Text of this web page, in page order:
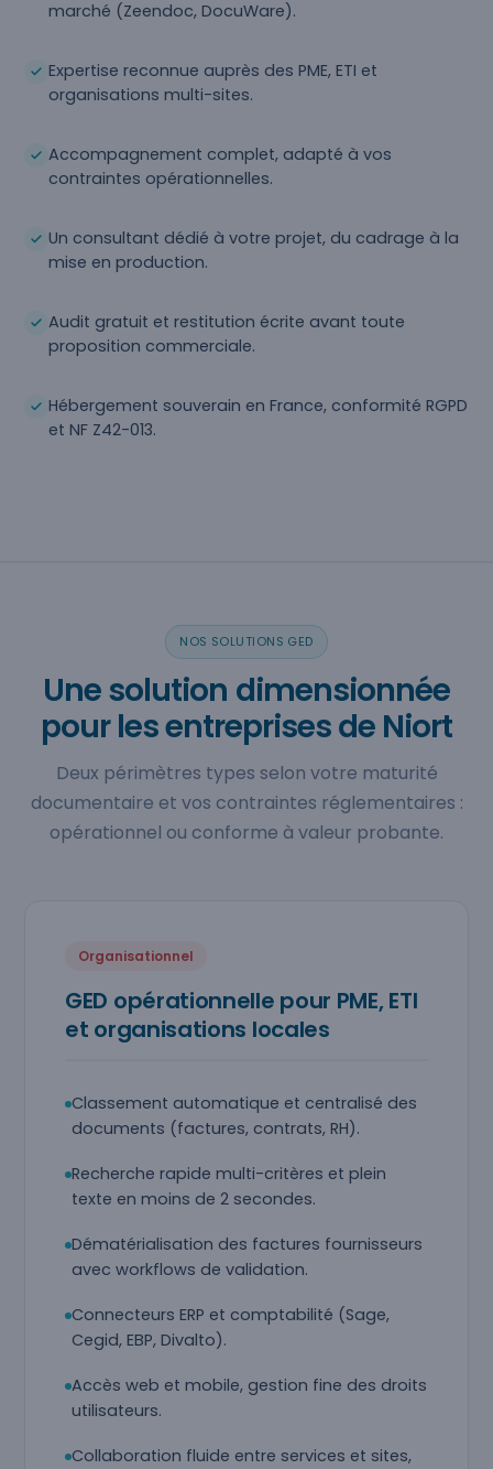
marché (Zeendoc, DocuWare).
Expertise reconnue auprès des PME, ETI et
organisations multi-sites.
Accompagnement complet, adapté à vos
contraintes opérationnelles.
Un consultant dédié à votre projet, du cadrage à la
mise en production.
Audit gratuit et restitution écrite avant toute
proposition commerciale.
Hébergement souverain en France, conformité RGPD
et NF Z42-013.
NOS SOLUTIONS GED
Une solution dimensionnée
pour les entreprises de Niort
Deux périmètres types selon votre maturité
documentaire et vos contraintes réglementaires :
opérationnel ou conforme à valeur probante.
Organisationnel
GED opérationnelle pour PME, ETI
et organisations locales
Classement automatique et centralisé des
documents (factures, contrats, RH).
Recherche rapide multi-critères et plein
texte en moins de 2 secondes.
Dématérialisation des factures fournisseurs
avec workflows de validation.
Connecteurs ERP et comptabilité (Sage,
Cegid, EBP, Divalto).
Accès web et mobile, gestion fine des droits
utilisateurs.
Collaboration fluide entre services et sites,